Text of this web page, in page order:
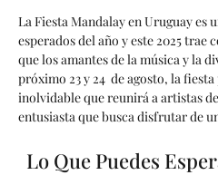
La Fiesta Mandalay en Uruguay es
esperados del año y este 2025 trae
que los amantes de la música y la
próximo 23 y 24 de agosto, la
inolvidable que reunirá a artistas
entusiasta que busca disfrutar de
Lo Que Puedes